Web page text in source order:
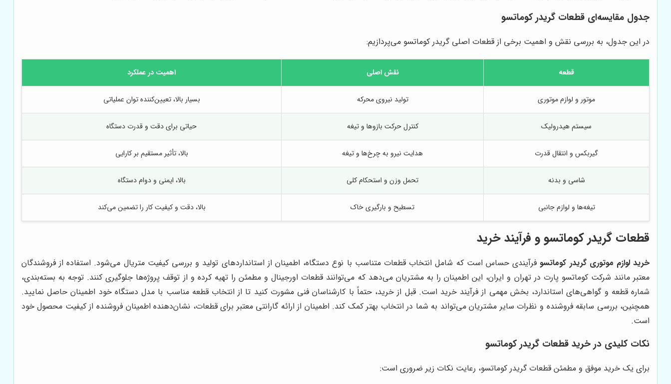
جدول مقایسه‌ای قطعات گریدر کوماتسو
در این جدول، به بررسی نقش و اهمیت برخی از قطعات اصلی گریدر کوماتسو می‌پردازیم:
قطعه نقش اصلی اهمیت در عملکرد
موتور و لوازم موتوری تولید نیروی محرکه بسیار بالا، تعیین‌کننده توان عملیاتی
سیستم هیدرولیک کنترل حرکت بازوها و تیغه حیاتی برای دقت و قدرت دستگاه
گیربکس و انتقال قدرت هدایت نیرو به چرخ‌ها و تیغه بالا، تأثیر مستقیم بر کارایی
شاسی و بدنه تحمل وزن و استحکام کلی بالا، ایمنی و دوام دستگاه
تیغه‌ها و لوازم جانبی تسطیح و بارگیری خاک بالا، دقت و کیفیت کار را تضمین می‌کند
قطعات گریدر کوماتسو و فرآیند خرید
خرید لوازم موتوری گريدر كوماتسو فرآیندی حساس است که شامل انتخاب قطعات متناسب با نوع دستگاه، اطمینان از استانداردهای تولید و بررسی کیفیت متریال می‌شود. استفاده از فروشندگان
معتبر مانند شرکت کوماتسو پارت در تهران و ایران، این اطمینان را به مشتریان می‌دهد که می‌توانند قطعات اورجینال و مطمئن را تهیه کرده و از توقف پروژه‌ها جلوگیری کنند. توجه به بسته‌بندی،
شماره قطعه و گواهی‌های استاندارد، بخش مهمی از فرآیند خرید است. قبل از خرید، حتماً با کارشناسان فنی مشورت کنید تا از انتخاب قطعه مناسب با مدل دستگاه خود اطمینان حاصل نمایید.
همچنین، بررسی سابقه فروشنده و نظرات سایر مشتریان می‌تواند به شما در انتخاب بهتر کمک کند. اطمینان از ارائه گارانتی معتبر برای قطعات، نشان‌دهنده اطمینان فروشنده از کیفیت محصول خود
است.
نکات کلیدی در خرید قطعات گریدر کوماتسو
برای یک خرید موفق و مطمئن قطعات گریدر کوماتسو، رعایت نکات زیر ضروری است: